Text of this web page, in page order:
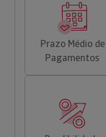
Prazo Médio de
Pagamentos